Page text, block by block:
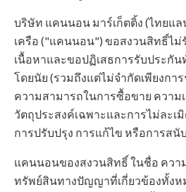
บริษัท แคนนอน มาร์เก็ตติ้ง (ไทยแ
เครือ ("แคนนอน") ขอสงวนสิทธิ์ไม่
เนื้อหาและขอปฏิเสธการรับประกั
โดยนัย (รวมถึงแต่ไม่จำกัดเพียงกา
ความสามารถในการซื้อขาย ความ
วัตถุประสงค์เฉพาะและการไม่ละเ
การปรับปรุง การแก้ไข หรือการสนั
แคนนอนของสงวนสิทธิ์ ในชื่อ ควา
ทรัพย์สินทางปัญญาที่เกี่ยวข้องทั้ง